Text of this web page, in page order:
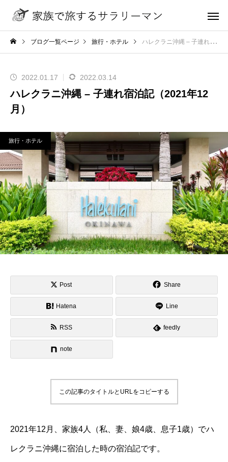
ブログ一覧ページ 旅行・ホテル ハレクラニ沖縄 – 子連れ宿泊記（2021年12月）
2022.01.17 2022.03.14
ハレクラニ沖縄 – 子連れ宿泊記（2021年12
月）
旅行・ホテル
Post Share
Hatena Line
RSS feedly
note
この記事のタイトルとURLをコピーする
2021年12月、家族4人（私、妻、娘4歳、息子1歳）でハ
レクラニ沖縄に宿泊した時の宿泊記です。